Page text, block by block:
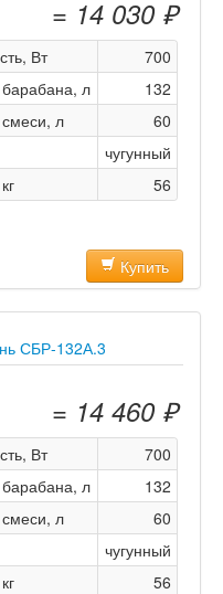
= 14 030 ₽
Вт
700
л
132
л
60
чугунный
56
Купить
СБР-132А.3
= 14 460 ₽
Вт
700
л
132
л
60
чугунный
56